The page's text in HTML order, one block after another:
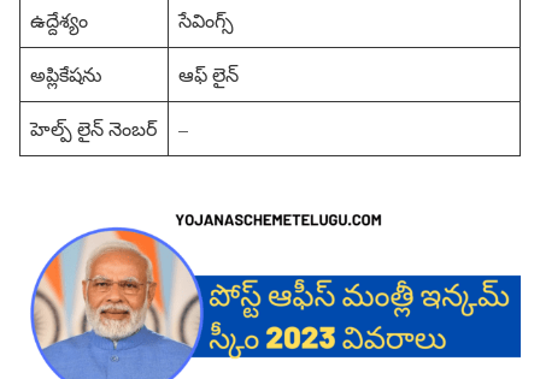
ఉద్దేశ్యం సేవింగ్స్
అప్లికేషను ఆఫ్ లైన్
హెల్ప్ లైన్ నెంబర్ –